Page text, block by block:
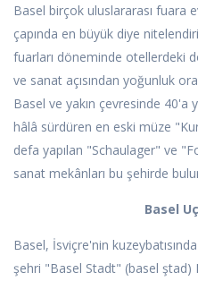
Basel birçok uluslararası fuara
çapında en büyük diye
fuarları döneminde otellerdeki
ve sanat açısından yoğunluk
Basel ve yakın çevresinde 40'a
hâlâ sürdüren en eski müze
defa yapılan "Schaulager" ve
sanat mekânları bu şehirde
Basel
Basel, İsviçre'nin
şehri "Basel Stadt" (basel ştad)